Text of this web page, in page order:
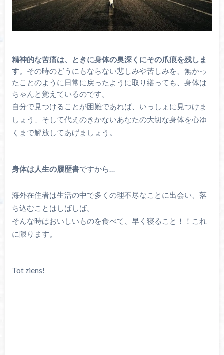
精神的な苦痛は、ときに身体の奥深くにその爪痕を残しま
す。その時のどうにもならない悲しみや苦しみを、無かっ
たことのように日常に戻ったように取り繕っても、身体は
ちゃんと覚えているのです。
自分で見つけることが困難であれば、いっしょに見つけま
しょう、そして代えのきかないあなたの大切な身体を心ゆ
くまで解放してあげましょう。
身体は人生の履歴書ですから…
海外在住者は生活の中で多くの理不尽なことに出会い、落
ち込むことはしばしば。
そんな時はおいしいものを食べて、早く寝ること！！これ
に限ります。
Tot ziens!